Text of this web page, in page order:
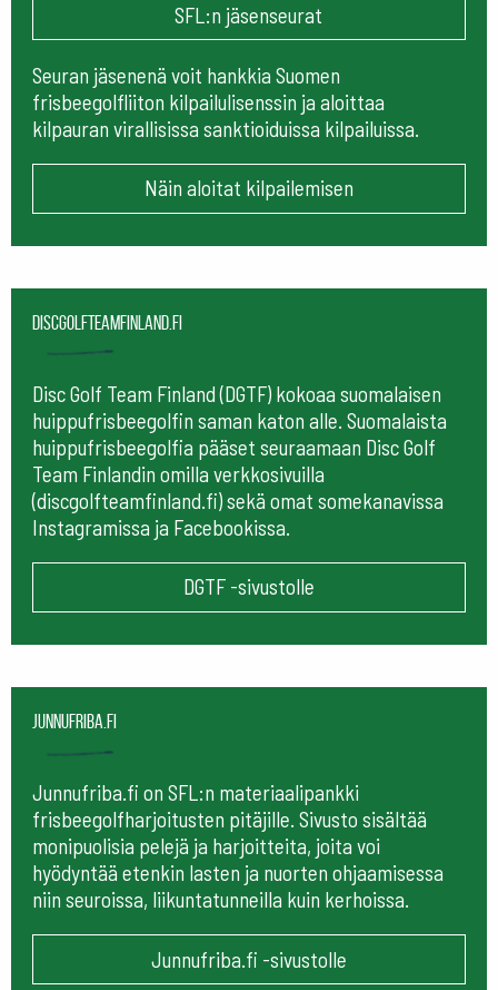
SFL:n jäsenseurat
Seuran jäsenenä voit hankkia Suomen
frisbeegolfliiton kilpailulisenssin ja aloittaa
kilpauran virallisissa sanktioiduissa kilpailuissa.
Näin aloitat kilpailemisen
Discgolfteamfinland.fi
Disc Golf Team Finland (DGTF) kokoaa suomalaisen
huippufrisbeegolfin saman katon alle. Suomalaista
huippufrisbeegolfia pääset seuraamaan Disc Golf
Team Finlandin omilla verkkosivuilla
(discgolfteamfinland.fi) sekä omat somekanavissa
Instagramissa ja Facebookissa.
DGTF -sivustolle
Junnufriba.fi
Junnufriba.fi on SFL:n materiaalipankki
frisbeegolfharjoitusten pitäjille. Sivusto sisältää
monipuolisia pelejä ja harjoitteita, joita voi
hyödyntää etenkin lasten ja nuorten ohjaamisessa
niin seuroissa, liikuntatunneilla kuin kerhoissa.
Junnufriba.fi -sivustolle